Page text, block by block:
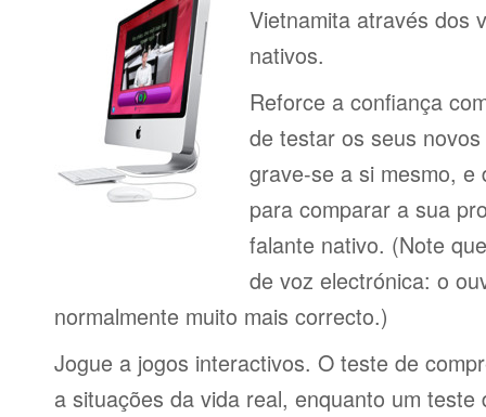
Vietnamita através dos
nativos.
Reforce a confiança
de testar os seus
grave-se a si mesmo, e
para comparar a sua
falante nativo. (Note
de voz electrónica: o
normalmente muito mais correcto.)
Jogue a jogos interactivos. O teste de
a situações da vida real, enquanto um teste